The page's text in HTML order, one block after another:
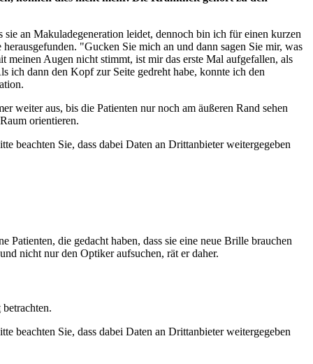
an Makuladegeneration leidet, dennoch bin ich für einen kurzen
"Gucken Sie mich an und dann sagen Sie mir, was
Augen nicht stimmt, ist mir das erste Mal aufgefallen, als
ich dann den Kopf zur Seite gedreht habe, konnte ich den
weiter aus, bis die Patienten nur noch am äußeren Rand sehen
orientieren.
beachten Sie, dass dabei Daten an Drittanbieter weitergegeben
die gedacht haben, dass sie eine neue Brille brauchen
nicht nur den Optiker aufsuchen, rät er daher.
betrachten.
beachten Sie, dass dabei Daten an Drittanbieter weitergegeben